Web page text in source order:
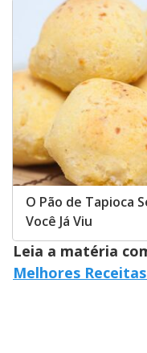
O Pão de Tapioca
Você Já Viu
Leia a matéria
Melhores